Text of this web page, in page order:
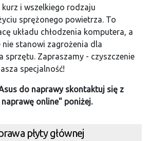
i wszelkiego rodzaju
sprężonego powietrza. To
układu chłodzenia komputera, a
stanowi zagrożenia dla
sprzętu. Zapraszamy - czyszczenie
specjalność!
do naprawy skontaktuj się z
online" poniżej.
płyty głównej